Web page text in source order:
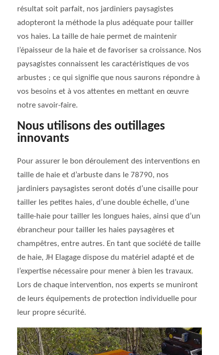
résultat soit parfait, nos jardiniers paysagistes
adopteront la méthode la plus adéquate pour tailler
vos haies. La taille de haie permet de maintenir
l’épaisseur de la haie et de favoriser sa croissance. Nos
paysagistes connaissent les caractéristiques de vos
arbustes ; ce qui signifie que nous saurons répondre à
vos besoins et à vos attentes en mettant en œuvre
notre savoir-faire.
Nous utilisons des outillages
innovants
Pour assurer le bon déroulement des interventions en
taille de haie et d’arbuste dans le 78790, nos
jardiniers paysagistes seront dotés d’une cisaille pour
tailler les petites haies, d’une double échelle, d’une
taille-haie pour tailler les longues haies, ainsi que d’un
ébrancheur pour tailler les haies paysagères et
champêtres, entre autres. En tant que société de taille
de haie, JH Elagage dispose du matériel adapté et de
l’expertise nécessaire pour mener à bien les travaux.
Lors de chaque intervention, nos experts se muniront
de leurs équipements de protection individuelle pour
leur propre sécurité.